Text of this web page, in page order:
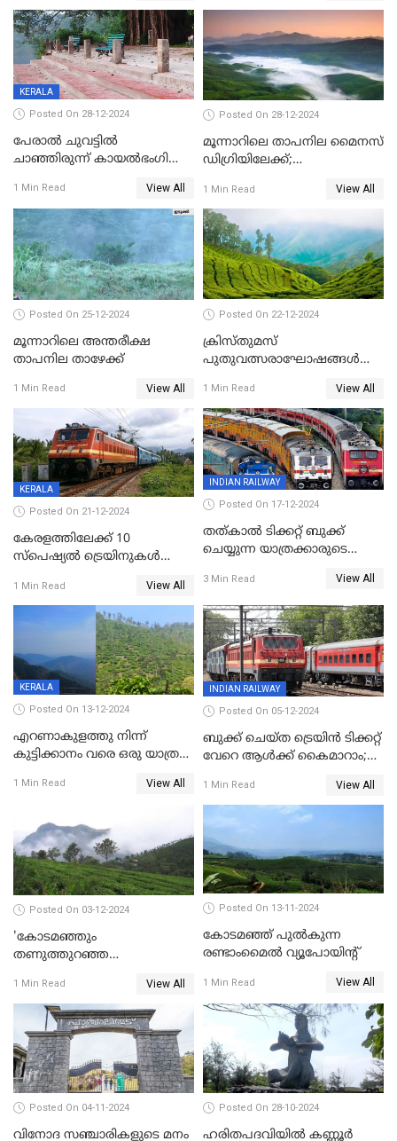
KERALA
Posted On 28-12-2024
പേരാൽ ചുവട്ടിൽ
ചാഞ്ഞിരുന്ന് കായൽഭംഗി
കടവ് 31 ന് തുറക്കും
1 Min Read View All
Posted On 28-12-2024
മൂന്നാറിലെ താപനില മൈനസ്
ഡിഗ്രിയിലേക്ക്;
എണ്ണം വര്‍ധിച്ചു
1 Min Read View All
Posted On 25-12-2024
മൂന്നാറിലെ അന്തരീക്ഷ
താപനില താഴേക്ക്
1 Min Read View All
Posted On 22-12-2024
ക്രിസ്തുമസ്
പുതുവത്സരാഘോഷങ്ങൾ
വരവേൽക്കാനൊരുങ്ങി
മൂന്നാർ
1 Min Read View All
KERALA
Posted On 21-12-2024
കേരളത്തിലേക്ക് 10
സ്‌പെഷ്യല്‍ ട്രെയിനുകള്‍
തീര്‍ഥാടകര്‍ക്കായി 416
സ്‌പെഷ്യല്‍ ട്രിപ്പുകള്‍
1 Min Read View All
INDIAN RAILWAY
Posted On 17-12-2024
തത്കാൽ ടിക്കറ്റ് ബുക്ക്
ചെയ്യുന്ന യാത്രക്കാരുടെ
3 Min Read View All
KERALA
Posted On 13-12-2024
എറണാകുളത്തു നിന്ന്
കുട്ടിക്കാനം വരെ ഒരു യാത്ര
1 Min Read View All
INDIAN RAILWAY
Posted On 05-12-2024
ബുക്ക് ചെയ്ത ട്രെയിൻ ടിക്കറ്റ്
വേറെ ആൾക്ക് കൈമാറാം;
റെയിൽവെ
1 Min Read View All
Posted On 03-12-2024
'കോടമഞ്ഞും
തണുത്തുറഞ്ഞ
മാടിവിളിച്ച് ഊട്ടി
1 Min Read View All
Posted On 13-11-2024
കോടമഞ്ഞ് പുല്‍കുന്ന
രണ്ടാംമൈല്‍ വ്യൂപോയിന്റ്‌
1 Min Read View All
Posted On 04-11-2024
വിനോദ സഞ്ചാരികളുടെ മനം
Posted On 28-10-2024
ഹരിതപദവിയിൽ കണ്ണൂർ